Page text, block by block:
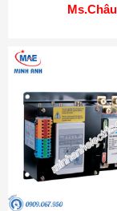
Ms.Châu